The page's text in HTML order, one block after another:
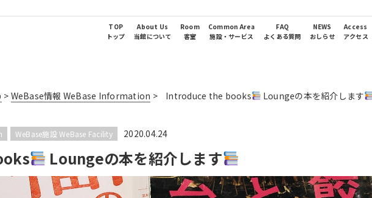
TOP
トップ
About Us
当館について
Room
客室
Common Area
施設・サービス
FAQ
よくある質問
NEWS
おしらせ
Access
アクセス
> WeBase情報 WeBase Information > Introduce the books Loungeの本を紹介します
WeBase施設 WeBase Facility 2020.04.24
Loungeの本を紹介します